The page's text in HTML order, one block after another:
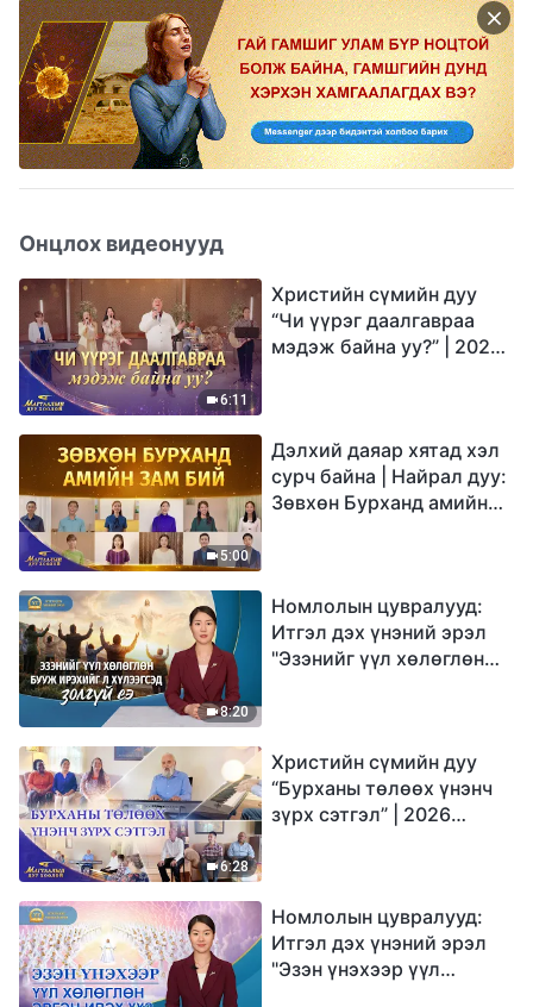
Онцлох видеонууд
6:11
Христийн сүмийн дуу
“Чи үүрэг даалгавраа
мэдэж байна уу?” | 2026
5:00
Дэлхий даяар хятад хэл
сурч байна | Найрал дуу:
Зөвхөн Бурханд амийн
8:20
Номлолын цувралууд:
Итгэл дэх үнэний эрэл
"Эзэнийг үүл хөлөглөн
6:28
Христийн сүмийн дуу
“Бурханы төлөөх үнэнч
зүрх сэтгэл” | 2026
Номлолын цувралууд:
Итгэл дэх үнэний эрэл
"Эзэн үнэхээр үүл